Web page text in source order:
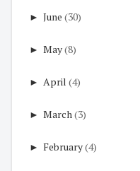
► June (30)
► May(8)
► April (4)
► March (3)
► February(4)